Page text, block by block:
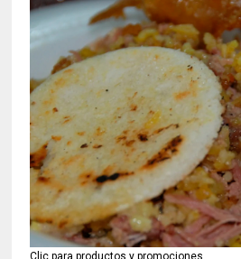
Clic para productos y promociones